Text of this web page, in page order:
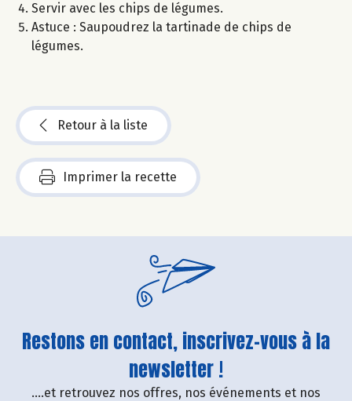
Servir avec les chips de légumes.
Astuce : Saupoudrez la tartinade de chips de
légumes.
Retour à la liste
Imprimer la recette
Restons en contact, inscrivez-vous à la
newsletter !
....et retrouvez nos offres, nos événements et nos